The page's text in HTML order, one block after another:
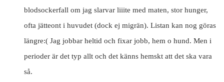
blodsockerfall om jag slarvar liiite med maten, stor hunger,
ofta jätteont i huvudet (dock ej migrän). Listan kan nog göras
längre:( Jag jobbar heltid och fixar jobb, hem o hund. Men i
perioder är det typ allt och det känns hemskt att det ska vara
så.